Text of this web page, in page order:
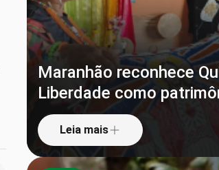
Maranhão reconhece
Liberdade como
Leia mais